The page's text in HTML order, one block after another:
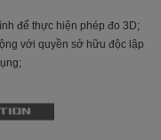
để thực hiện phép đo 3D;
với quyền sở hữu độc lập